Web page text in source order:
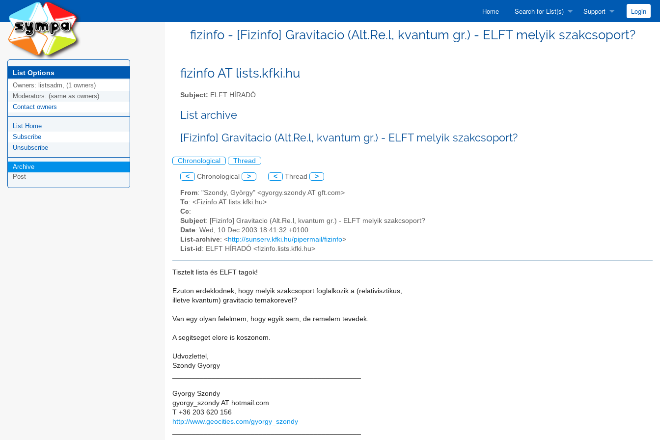
Home Search for List(s) Support Login
fizinfo - [Fizinfo] Gravitacio (Alt.Re.l, kvantum gr.) - ELFT melyik szakcsoport?
List Options
Owners: listsadm, (1 owners)
Moderators: (same as owners)
Contact owners
List Home
Subscribe
Unsubscribe
Archive
Post
fizinfo AT lists.kfki.hu
Subject: ELFT HÍRADÓ
List archive
[Fizinfo] Gravitacio (Alt.Re.l, kvantum gr.) - ELFT melyik szakcsoport?
Chronological Thread
< Chronological > < Thread >
From: "Szondy, György" <gyorgy.szondy AT gft.com>
To: <Fizinfo AT lists.kfki.hu>
Cc:
Subject: [Fizinfo] Gravitacio (Alt.Re.l, kvantum gr.) - ELFT melyik szakcsoport?
Date: Wed, 10 Dec 2003 18:41:32 +0100
List-archive: <http://sunserv.kfki.hu/pipermail/fizinfo>
List-id : ELFT HÍRADÓ <fizinfo.lists.kfki.hu>
Tisztelt lista és ELFT tagok!
Ezuton erdeklodnek, hogy melyik szakcsoport foglalkozik a (relativisztikus,
illetve kvantum) gravitacio temakorevel?
Van egy olyan felelmem, hogy egyik sem, de remelem tevedek.
A segitseget elore is koszonom.
Udvozlettel,
Szondy Gyorgy
Gyorgy Szondy
gyorgy_szondy AT hotmail.com
T +36 203 620 156
http://www.geocities.com/gyorgy_szondy